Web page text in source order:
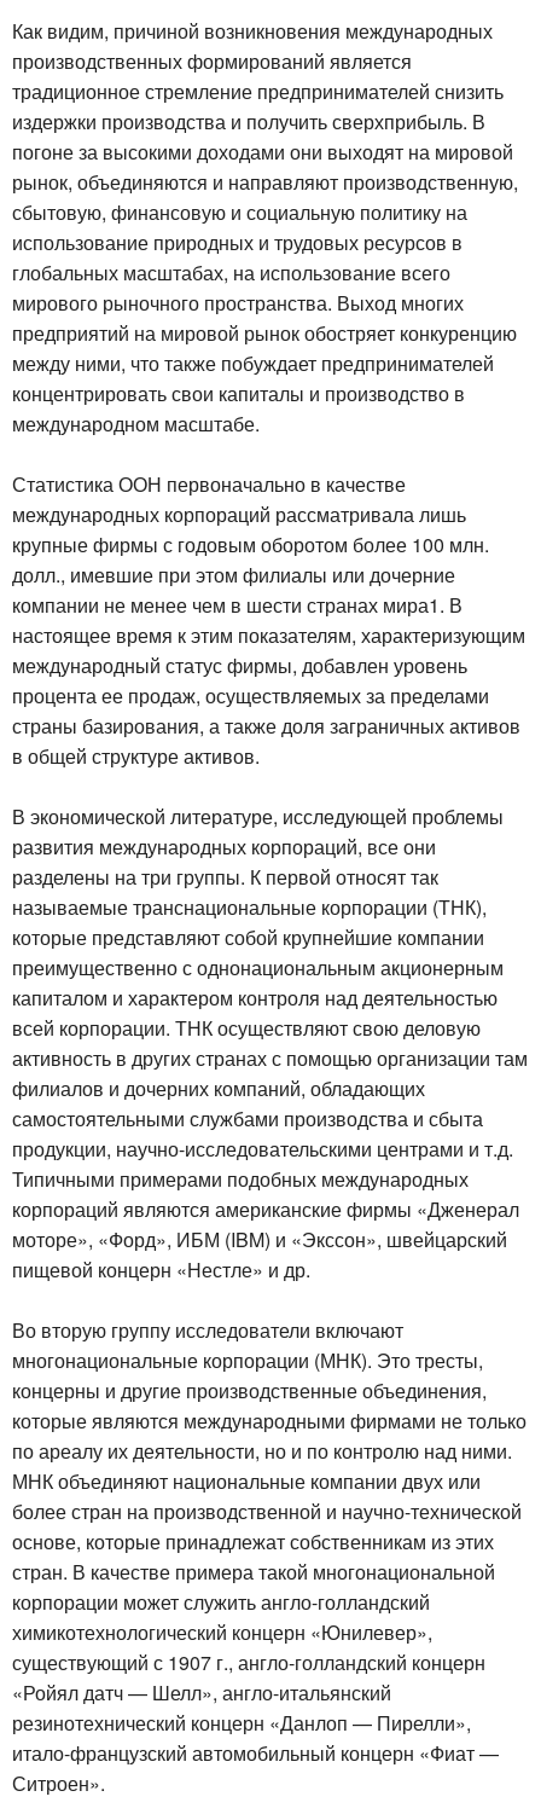
Как видим, причиной возникновения международных
производственных формирований является
традиционное стремление предпринимателей снизить
издержки производства и получить сверхприбыль. В
погоне за высокими доходами они выходят на мировой
рынок, объединяются и направляют производственную,
сбытовую, финансовую и социальную политику на
использование природных и трудовых ресурсов в
глобальных масштабах, на использование всего
мирового рыночного пространства. Выход многих
предприятий на мировой рынок обостряет конкуренцию
между ними, что также побуждает предпринимателей
концентрировать свои капиталы и производство в
международном масштабе.
Статистика ООН первоначально в качестве
международных корпораций рассматривала лишь
крупные фирмы с годовым оборотом более 100 млн.
долл., имевшие при этом филиалы или дочерние
компании не менее чем в шести странах мира1. В
настоящее время к этим показателям, характеризующим
международный статус фирмы, добавлен уровень
процента ее продаж, осуществляемых за пределами
страны базирования, а также доля заграничных активов
в общей структуре активов.
В экономической литературе, исследующей проблемы
развития международных корпораций, все они
разделены на три группы. К первой относят так
называемые транснациональные корпорации (ТНК),
которые представляют собой крупнейшие компании
преимущественно с однонациональным акционерным
капиталом и характером контроля над деятельностью
всей корпорации. ТНК осуществляют свою деловую
активность в других странах с помощью организации там
филиалов и дочерних компаний, обладающих
самостоятельными службами производства и сбыта
продукции, научно-исследовательскими центрами и т.д.
Типичными примерами подобных международных
корпораций являются американские фирмы «Дженерал
моторе», «Форд», ИБМ (IBM) и «Экссон», швейцарский
пищевой концерн «Нестле» и др.
Во вторую группу исследователи включают
многонациональные корпорации (МНК). Это тресты,
концерны и другие производственные объединения,
которые являются международными фирмами не только
по ареалу их деятельности, но и по контролю над ними.
МНК объединяют национальные компании двух или
более стран на производственной и научно-технической
основе, которые принадлежат собственникам из этих
стран. В качестве примера такой многонациональной
корпорации может служить англо-голландский
химикотехнологический концерн «Юнилевер»,
существующий с 1907 г., англо-голландский концерн
«Ройял датч — Шелл», англо-итальянский
резинотехнический концерн «Данлоп — Пирелли»,
итало-французский автомобильный концерн «Фиат —
Ситроен».